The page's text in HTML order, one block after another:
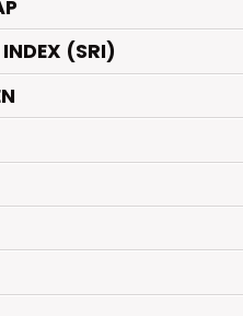
(SRI)